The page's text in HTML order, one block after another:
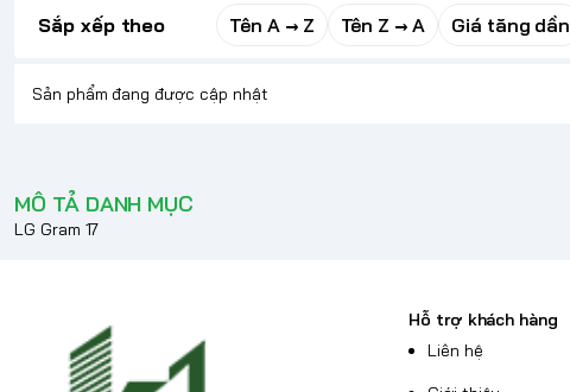
Sắp xếp theo Tên A → Z Tên Z → A Giá tăng dần
Sản phẩm đang được cập nhật
MÔ TẢ DANH MỤC
LG Gram 17
Hỗ trợ khách hàng
Liên hệ